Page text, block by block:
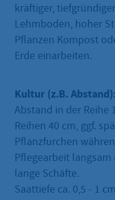
kräftiger,
Lehmboden, hoher
Pflanzen Kompost
Erde einarbeiten.
Kultur (z.B. Abstand):
Abstand in der Reihe
Reihen 40 cm, ggf.
Pflanzfurchen
Pflegearbeit
lange Schäfte.
Saattiefe ca. 0,5 - 1 cm